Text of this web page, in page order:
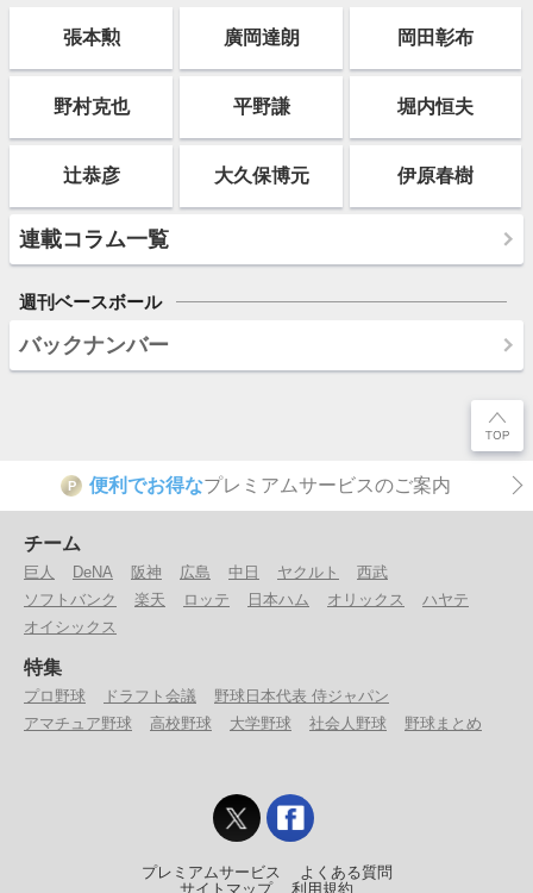
張本勲 廣岡達朗 岡田彰布
野村克也 平野謙 堀内恒夫
辻恭彦 大久保博元 伊原春樹
連載コラム一覧
週刊ベースボール
バックナンバー
P 便利でお得なプレミアムサービスのご案内
チーム
巨人 DeNA 阪神 広島 中日 ヤクルト
西武
ソフトバンク
楽天 ロッテ 日本ハム オリックス
ハヤテ
オイシックス
特集
プロ野球 ドラフト会議
野球日本代表 侍ジャパン
アマチュア野球
高校野球 大学野球 社会人野球 野球まとめ
プレミアムサービス
よくある質問
サイトマップ
利用規約